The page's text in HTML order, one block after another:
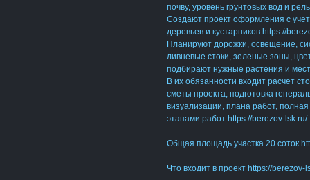
почву, уровень грунтовых вод и
Создают проект оформления с
деревьев и кустарников https://
Планируют дорожки, освещение,
ливневые стоки, зеленые зоны,
подбирают нужные растения и
В их обязанности входит расчет
сметы проекта, подготовка
визуализации, плана работ,
этапами работ https://berezov-lsk.ru/
Общая площадь участка 20 соток
Что входит в проект https://berezov-